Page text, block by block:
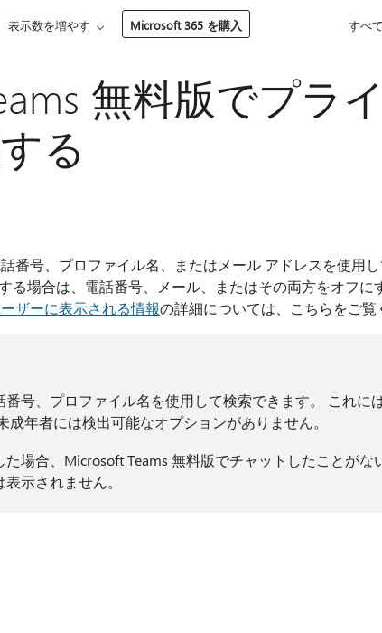
表示数を増やす Microsoft 365 を購入 すべ
無料版でプラ
る
番号、プロファイル名、またはメール アドレスを使用
る場合は、電話番号、メール、またはその両方をオフに
ザーに表示される情報の詳細については、こちらをご覧
号、プロファイル名を使用して検索できます。 これに
成年者には検出可能なオプションがありません。
場合、Microsoft Teams 無料版でチャットしたことがな
示されません。